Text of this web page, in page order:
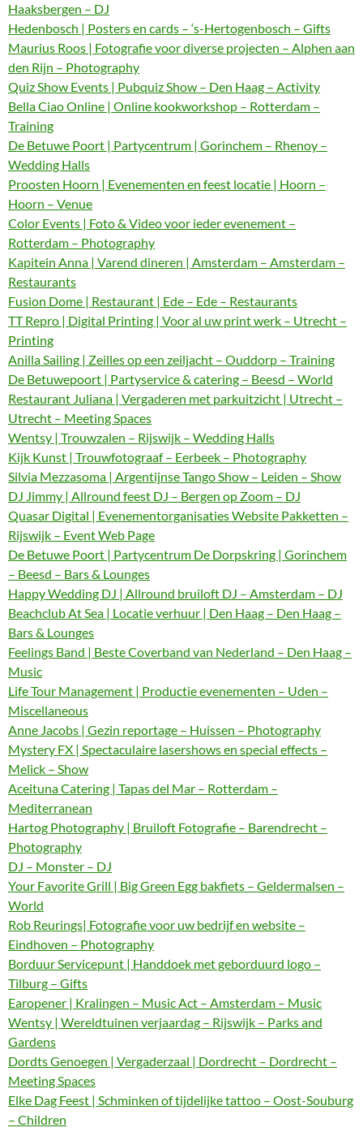
Haaksbergen – DJ
Hedenbosch | Posters en cards – ‘s-Hertogenbosch – Gifts
Maurius Roos | Fotografie voor diverse projecten – Alphen aan
den Rijn – Photography
Quiz Show Events | Pubquiz Show – Den Haag – Activity
Bella Ciao Online | Online kookworkshop – Rotterdam –
Training
De Betuwe Poort | Partycentrum | Gorinchem – Rhenoy –
Wedding Halls
Proosten Hoorn | Evenementen en feest locatie | Hoorn –
Hoorn – Venue
Color Events | Foto & Video voor ieder evenement –
Rotterdam – Photography
Kapitein Anna | Varend dineren | Amsterdam – Amsterdam –
Restaurants
Fusion Dome | Restaurant | Ede – Ede – Restaurants
TT Repro | Digital Printing | Voor al uw print werk – Utrecht –
Printing
Anilla Sailing | Zeilles op een zeiljacht – Ouddorp – Training
De Betuwepoort | Partyservice & catering – Beesd – World
Restaurant Juliana | Vergaderen met parkuitzicht | Utrecht –
Utrecht – Meeting Spaces
Wentsy | Trouwzalen – Rijswijk – Wedding Halls
Kijk Kunst | Trouwfotograaf – Eerbeek – Photography
Silvia Mezzasoma | Argentijnse Tango Show – Leiden – Show
DJ Jimmy | Allround feest DJ – Bergen op Zoom – DJ
Quasar Digital | Evenementorganisaties Website Pakketten –
Rijswijk – Event Web Page
De Betuwe Poort | Partycentrum De Dorpskring | Gorinchem
– Beesd – Bars & Lounges
Happy Wedding DJ | Allround bruiloft DJ – Amsterdam – DJ
Beachclub At Sea | Locatie verhuur | Den Haag – Den Haag –
Bars & Lounges
Feelings Band | Beste Coverband van Nederland – Den Haag –
Music
Life Tour Management | Productie evenementen – Uden –
Miscellaneous
Anne Jacobs | Gezin reportage – Huissen – Photography
Mystery FX | Spectaculaire lasershows en special effects –
Melick – Show
Aceituna Catering | Tapas del Mar – Rotterdam –
Mediterranean
Hartog Photography | Bruiloft Fotografie – Barendrecht –
Photography
DJ – Monster – DJ
Your Favorite Grill | Big Green Egg bakfiets – Geldermalsen –
World
Rob Reurings| Fotografie voor uw bedrijf en website –
Eindhoven – Photography
Borduur Servicepunt | Handdoek met geborduurd logo –
Tilburg – Gifts
Earopener | Kralingen – Music Act – Amsterdam – Music
Wentsy | Wereldtuinen verjaardag – Rijswijk – Parks and
Gardens
Dordts Genoegen | Vergaderzaal | Dordrecht – Dordrecht –
Meeting Spaces
Elke Dag Feest | Schminken of tijdelijke tattoo – Oost-Souburg
– Children